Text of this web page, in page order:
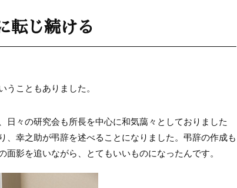
転じ続ける
こともありました。
日々の研究会も所長を中心に和気藹々としておりました
、幸之助が弔辞を述べることになりました。弔辞の作成も
影を追いながら、とてもいいものになったんです。